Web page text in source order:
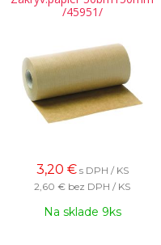
/45951/
3,20 € s DPH / KS
2,60 € bez DPH / KS
Na sklade 9ks